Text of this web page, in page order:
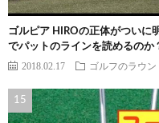
ゴルピア HIROの正体がついに
でパットのラインを読めるの
2018.02.17 ゴルフのラウン